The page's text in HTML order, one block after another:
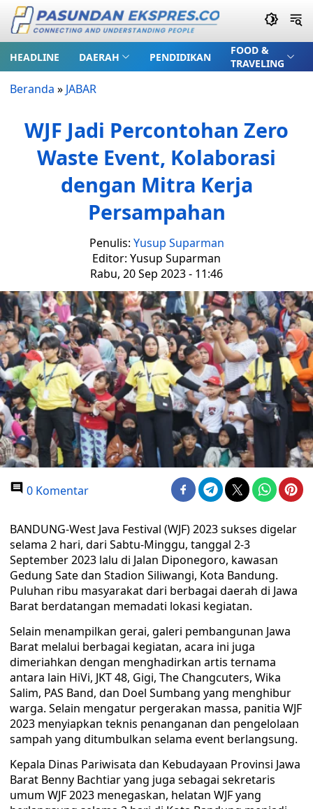
HEADLINE DAERAH PENDIDIKAN
FOOD &
TRAVELING
Beranda » JABAR
WJF Jadi Percontohan Zero
Waste Event, Kolaborasi
dengan Mitra Kerja
Persampahan
Penulis: Yusup Suparman
Editor: Yusup Suparman
Rabu, 20 Sep 2023 - 11:46
0 Komentar
BANDUNG-West Java Festival (WJF) 2023 sukses digelar
selama 2 hari, dari Sabtu-Minggu, tanggal 2-3
September 2023 lalu di Jalan Diponegoro, kawasan
Gedung Sate dan Stadion Siliwangi, Kota Bandung.
Puluhan ribu masyarakat dari berbagai daerah di Jawa
Barat berdatangan memadati lokasi kegiatan.
Selain menampilkan gerai, galeri pembangunan Jawa
Barat melalui berbagai kegiatan, acara ini juga
dimeriahkan dengan menghadirkan artis ternama
antara lain HiVi, JKT 48, Gigi, The Changcuters, Wika
Salim, PAS Band, dan Doel Sumbang yang menghibur
warga. Selain mengatur pergerakan massa, panitia WJF
2023 menyiapkan teknis penanganan dan pengelolaan
sampah yang ditumbulkan selama event berlangsung.
Kepala Dinas Pariwisata dan Kebudayaan Provinsi Jawa
Barat Benny Bachtiar yang juga sebagai sekretaris
umum WJF 2023 menegaskan, helatan WJF yang